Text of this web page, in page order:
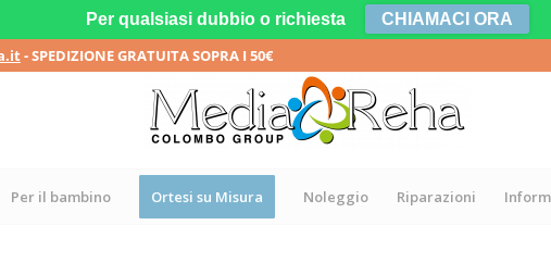
- SPEDIZIONE GRATUITA SOPRA I 50€
Per il bambino Ortesi su Misura Noleggio Riparazioni
Per qualsiasi dubbio o richiesta CHIAMACI ORA